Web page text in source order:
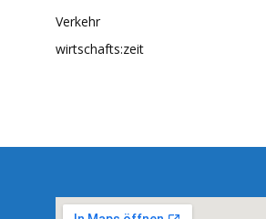
Verkehr
wirtschafts:zeit